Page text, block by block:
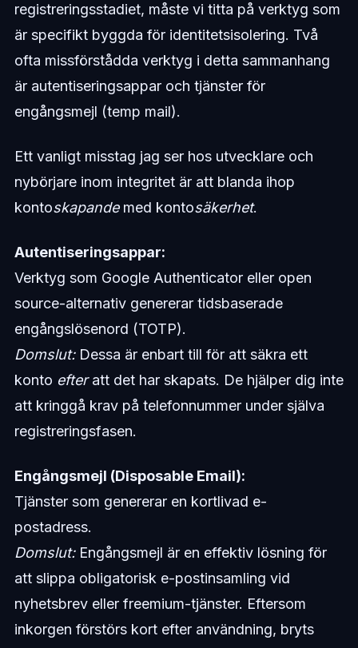
registreringsstadiet, måste vi titta på verktyg som
är specifikt byggda för identitetsisolering. Två
ofta missförstådda verktyg i detta sammanhang
är autentiseringsappar och tjänster för
engångsmejl (temp mail).
Ett vanligt misstag jag ser hos utvecklare och
nybörjare inom integritet är att blanda ihop
kontoskapandemed kontosäkerhet.
Autentiseringsappar:
Verktyg som Google Authenticator eller open
source-alternativ genererar tidsbaserade
engångslösenord (TOTP).
Domslut:Dessa är enbart till för att säkra ett
konto efteratt det har skapats. De hjälper dig inte
att kringgå krav på telefonnummer under själva
registreringsfasen.
Engångsmejl (Disposable Email):
Tjänster som genererar en kortlivad e-
postadress.
Domslut:Engångsmejl är en effektiv lösning för
att slippa obligatorisk e-postinsamling vid
nyhetsbrev eller freemium-tjänster. Eftersom
inkorgen förstörs kort efter användning, bryts